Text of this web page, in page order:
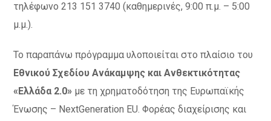
τηλέφωνο 213 151 3740 (καθημερινές, 9:00 π.μ. – 5:00
μ.μ.).
Το παραπάνω πρόγραμμα υλοποιείται στο πλαίσιο του
Εθνικού Σχεδίου Ανάκαμψης και Ανθεκτικότητας
«Ελλάδα 2.0» με τη χρηματοδότηση της Ευρωπαϊκής
Ένωσης – NextGeneration EU. Φορέας διαχείρισης και